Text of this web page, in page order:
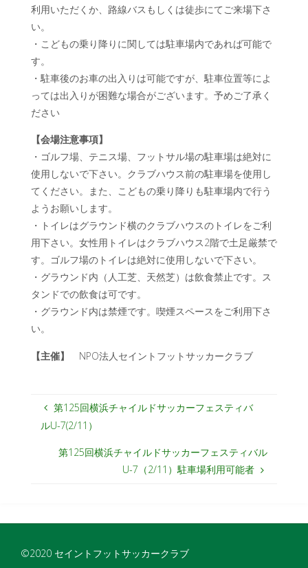
利用いただくか、路線バスもしくは徒歩にてご来場下さ
い。
・こどもの乗り降りに関しては駐車場内であれば可能で
す。
・駐車後のお車の出入りは可能ですが、駐車位置等によ
っては出入りが困難な場合がございます。予めご了承く
ださい
【会場注意事項】
・ゴルフ場、テニス場、フットサル場の駐車場は絶対に
使用しないで下さい。クラブハウス前の駐車場を使用し
てください。また、こどもの乗り降りも駐車場内で行う
ようお願いします。
・トイレはグラウンド横のクラブハウスのトイレをご利
用下さい。女性用トイレはクラブハウス2階で土足厳禁で
す。ゴルフ場のトイレは絶対に使用しないで下さい。
・グラウンド内（人工芝、天然芝）は飲食禁止です。ス
タンドでの飲食は可です。
・グラウンド内は禁煙です。喫煙スペースをご利用下さ
い。
【主催】 NPO法人セイントフットサッカークラブ
第125回横浜チャイルドサッカーフェスティバ
ルU-7(2/11）
第125回横浜チャイルドサッカーフェスティバル
U-7（2/11）駐車場利用可能者
©2020 セイントフットサッカークラブ